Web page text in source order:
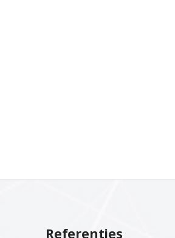
Referenties